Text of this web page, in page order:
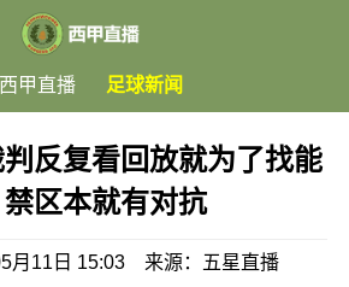
西甲直播 足球新闻
反复看回放就为了找能
区本就有对抗
月11日 15:03 来源：五星直播